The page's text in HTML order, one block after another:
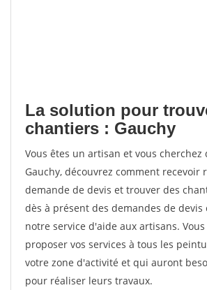
La solution pour
chantiers : Gauchy
Vous êtes un artisan et vous cherchez
Gauchy, découvrez comment recevoir
demande de devis et trouver des
dès à présent des demandes de
notre service d'aide aux artisans.
proposer vos services à tous les
votre zone d'activité et qui auront
pour réaliser leurs travaux.